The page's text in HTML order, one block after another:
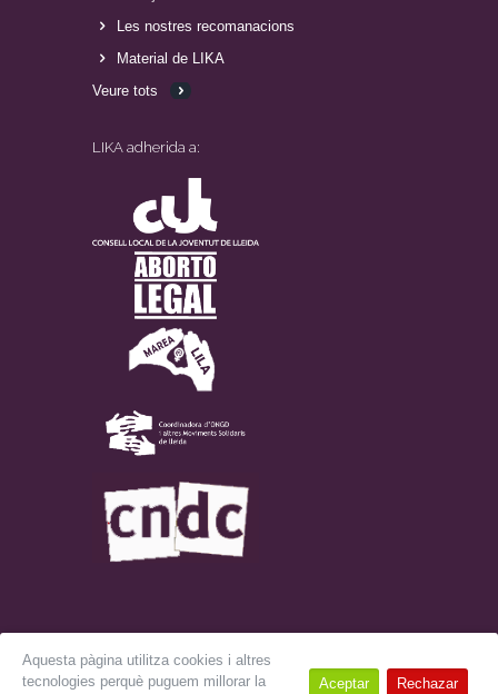
Les nostres recomanacions
Material de LIKA
Veure tots
LIKA adherida a:
© 2018 LIKA. Tots els drets reservats.Avís Legal
Aquesta pàgina utilitza cookies i altres
tecnologies perquè puguem millorar la
Aceptar Rechazar